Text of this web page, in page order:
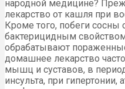
народной медицине?
лекарство от кашля при
Кроме того, побеги
бактерицидным
обрабатывают
домашнее лекарство
мышц и суставов, в
инсульта, при гипертонии,